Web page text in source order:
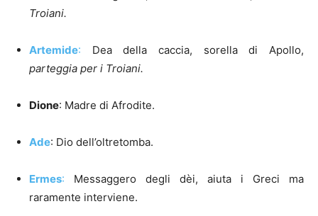
Troiani.
Artemide: Dea della caccia, sorella di Apollo,
parteggia per i Troiani.
Dione: Madre di Afrodite.
Ade: Dio dell’oltretomba.
Ermes: Messaggero degli dèi, aiuta i Greci ma
raramente interviene.